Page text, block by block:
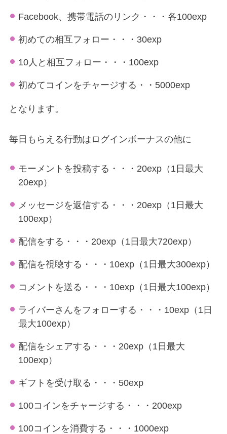
Facebook、携帯電話のリンク・・・各100exp
初めての相互フォロー・・・30exp
10人と相互フォロー・・・100exp
初めてコインをチャージする・・5000exp
となります。
毎日もらえる行動はログインボーナスの他に
モーメントを投稿する・・・20exp（1日最大
20exp）
メッセージを返信する・・・20exp（1日最大
100exp）
配信をする・・・20exp（1日最大720exp）
配信を視聴する・・・10exp（1日最大300exp）
コメントを送る・・・10exp（1日最大100exp）
ライバーさんをフォローする・・・10exp（1日
最大100exp）
配信をシェアする・・・20exp（1日最大
100exp）
ギフトを受け取る・・・50exp
100コインをチャージする・・・200exp
100コインを消費する・・・1000exp